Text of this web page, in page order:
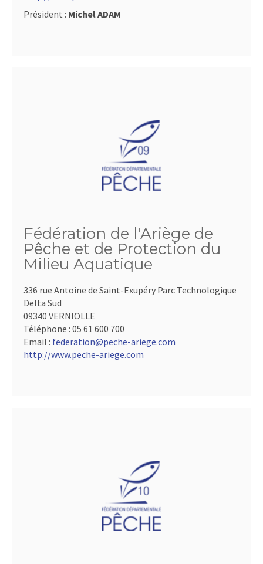
Président : Michel ADAM
Fédération de l'Ariège de
Pêche et de Protection du
Milieu Aquatique
336 rue Antoine de Saint-Exupéry Parc Technologique
Delta Sud
09340 VERNIOLLE
Téléphone : 05 61 600 700
Email : federation@peche-ariege.com
http://www.peche-ariege.com